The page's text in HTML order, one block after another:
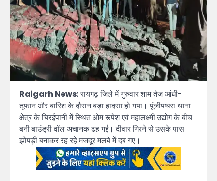
Raigarh News:रायगढ़ जिले में गुरुवार शाम तेज आंधी-
तूफान और बारिश के दौरान बड़ा हादसा हो गया। पूंजीपथरा थाना
क्षेत्र के चिरईपानी में स्थित ओम रूपेश एवं महालक्ष्मी उद्योग के बीच
बनी बाउंड्री वॉल अचानक ढह गई। दीवार गिरने से उसके पास
झोपड़ी बनाकर रह रहे मजदूर मलबे में दब गए।